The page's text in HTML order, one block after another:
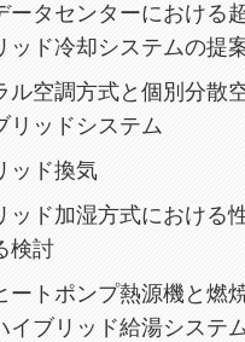
ータセンターにおける
ッド冷却システムの提
ル空調方式と個別分散
リッドシステム
ッド換気
ッド加湿方式における
検討
ートポンプ熱源機と燃
イブリッド給湯システ